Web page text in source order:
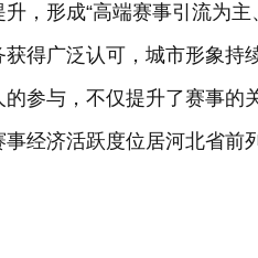
，形成“高端赛事引流为
得广泛认可，城市形象持
参与，不仅提升了赛事的
经济活跃度位居河北省前